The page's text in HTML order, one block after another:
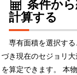
条件か
計算する
専有面積を選択す
づき現在のセジョリ
を算定できます。 本